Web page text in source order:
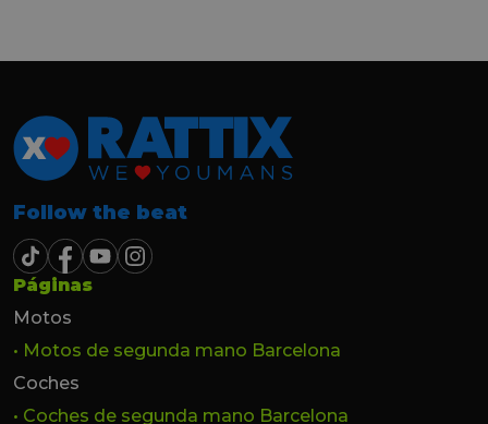
Follow the beat
Páginas
Motos
• Motos de segunda mano Barcelona
Coches
• Coches de segunda mano Barcelona